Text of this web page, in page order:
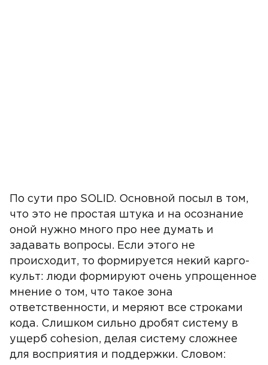
По сути про SOLID. Основной посыл в том,
что это не простая штука и на осознание
оной нужно много про нее думать и
задавать вопросы. Если этого не
происходит, то формируется некий карго-
культ: люди формируют очень упрощенное
мнение о том, что такое зона
ответственности, и меряют все строками
кода. Слишком сильно дробят систему в
ущерб cohesion, делая систему сложнее
для восприятия и поддержки. Словом: